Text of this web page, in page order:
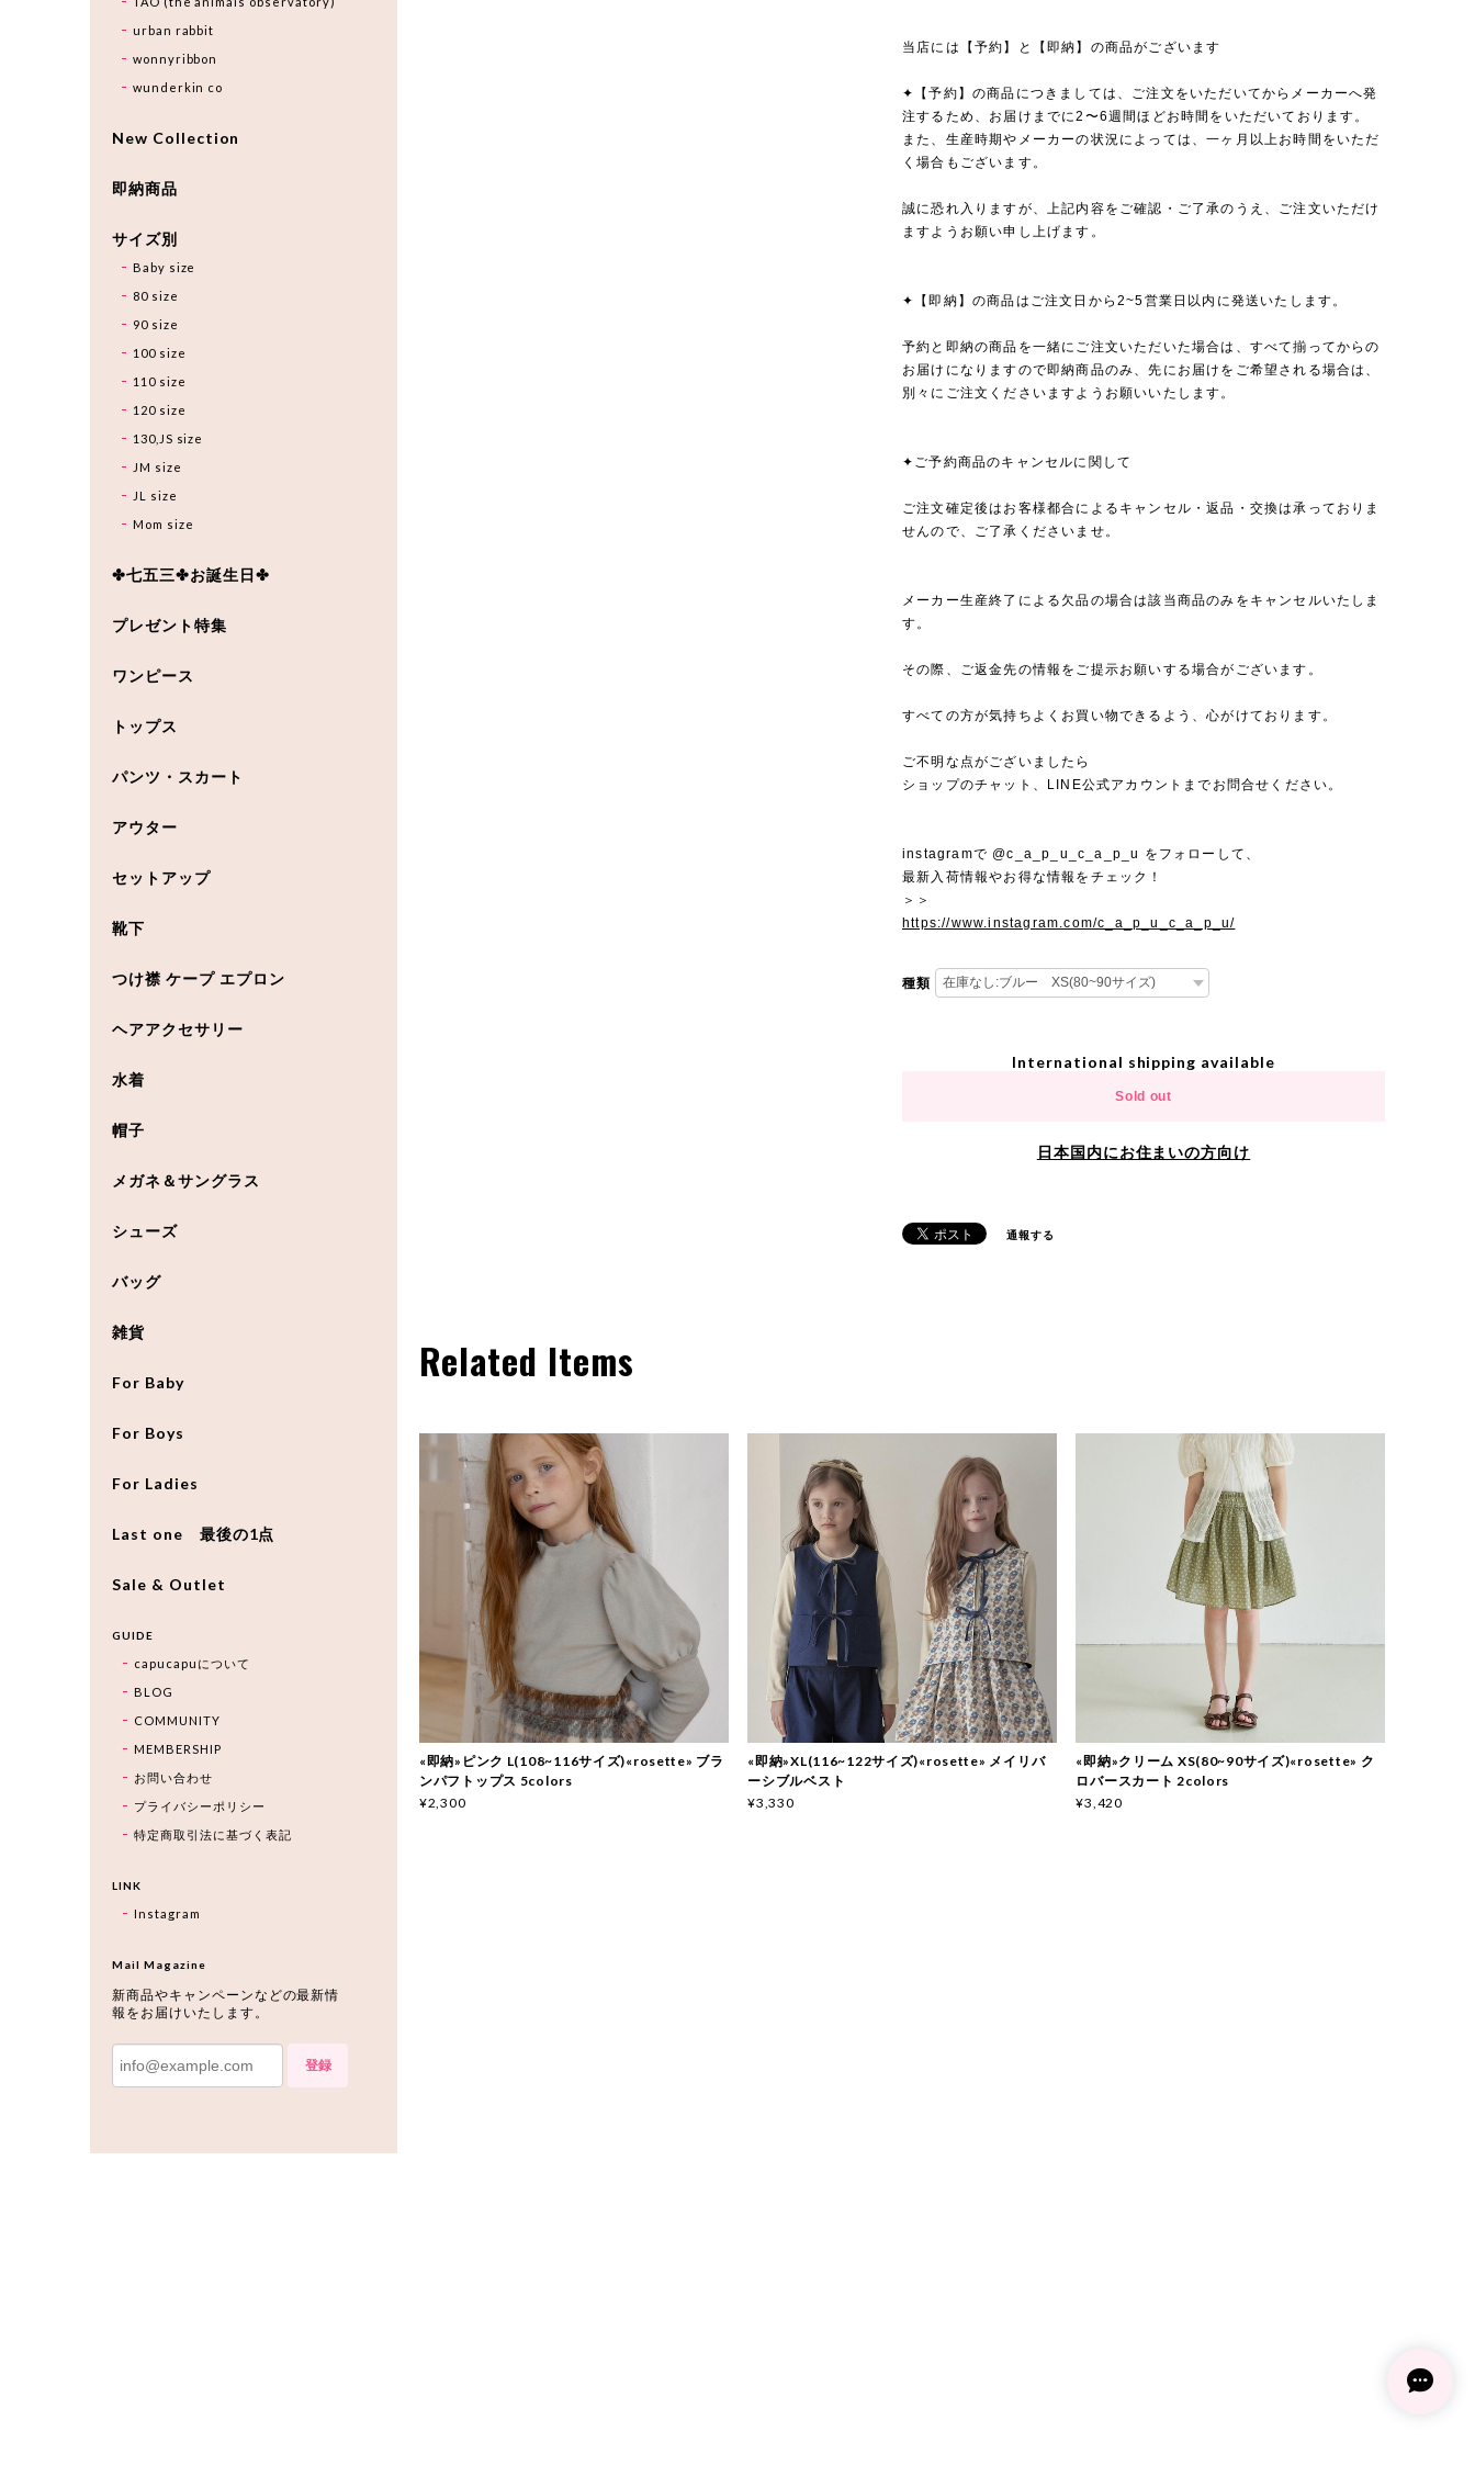
当店には【予約】と【即納】の商品がございます
✦【予約】の商品につきましては、ご注文をいただいてからメーカーへ発
注するため、お届けまでに2〜6週間ほどお時間をいただいております。
また、生産時期やメーカーの状況によっては、一ヶ月以上お時間をいただ
く場合もございます。
誠に恐れ入りますが、上記内容をご確認・ご了承のうえ、ご注文いただけ
ますようお願い申し上げます。
✦【即納】の商品はご注文日から2~5営業日以内に発送いたします。
予約と即納の商品を一緒にご注文いただいた場合は、すべて揃ってからの
お届けになりますので即納商品のみ、先にお届けをご希望される場合は、
別々にご注文くださいますようお願いいたします。
✦ご予約商品のキャンセルに関して
ご注文確定後はお客様都合によるキャンセル・返品・交換は承っておりま
せんので、ご了承くださいませ。
メーカー生産終了による欠品の場合は該当商品のみをキャンセルいたしま
す。
その際、ご返金先の情報をご提示お願いする場合がございます。
すべての方が気持ちよくお買い物できるよう、心がけております。
ご不明な点がございましたら
ショップのチャット、LINE公式アカウントまでお問合せください。
instagramで @c_a_p_u_c_a_p_u をフォローして、
最新入荷情報やお得な情報をチェック！
＞＞
https://www.instagram.com/c_a_p_u_c_a_p_u/
種類
International shipping available
Sold out
日本国内にお住まいの方向け
通報する
Related Items
«即納»ピンク L(108~116サイズ)«rosette» ブラ
ンパフトップス 5colors
¥2,300
«即納»XL(116~122サイズ)«rosette» メイリバ
ーシブルベスト
¥3,330
«即納»クリーム XS(80~90サイズ)«rosette» ク
ロバースカート 2colors
¥3,420
urban rabbit
wonnyribbon
wunderkin co
New Collection
即納商品
サイズ別
Baby size
80 size
90 size
100 size
110 size
120 size
130,JS size
JM size
JL size
Mom size
✤七五三✤お誕生日✤
プレゼント特集
ワンピース
トップス
パンツ・スカート
アウター
セットアップ
靴下
つけ襟 ケープ エプロン
ヘアアクセサリー
水着
帽子
メガネ＆サングラス
シューズ
バッグ
雑貨
For Baby
For Boys
For Ladies
Last one 最後の1点
Sale & Outlet
GUIDE
capucapuについて
BLOG
COMMUNITY
MEMBERSHIP
お問い合わせ
プライバシーポリシー
特定商取引法に基づく表記
LINK
Instagram
Mail Magazine
新商品やキャンペーンなどの最新情
報をお届けいたします。
登録